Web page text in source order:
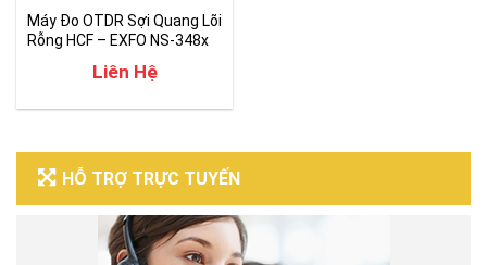
HỖ TRỢ TRỰC TUYẾN
Máy Đo OTDR Sợi Quang Lõi
Rỗng HCF – EXFO NS-348x
Liên Hệ